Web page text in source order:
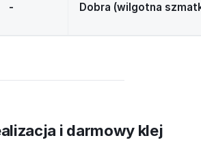
- Dobra (wilgotna
i darmowy klej